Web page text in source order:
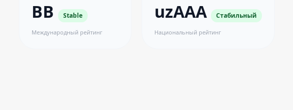
BB Stable
Международный рейтинг
uzAAA Стабильный
Национальный рейтинг